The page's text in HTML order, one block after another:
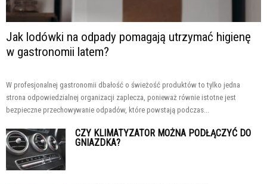
Jak lodówki na odpady pomagają utrzymać higienę
w gastronomii latem?
W profesjonalnej gastronomii dbałość o świeżość produktów to tylko jedna
strona odpowiedzialnej organizacji zaplecza, ponieważ równie istotne jest
bezpieczne przechowywanie odpadów, które powstają podczas...
CZY KLIMATYZATOR MOŻNA PODŁĄCZYĆ DO
GNIAZDKA?